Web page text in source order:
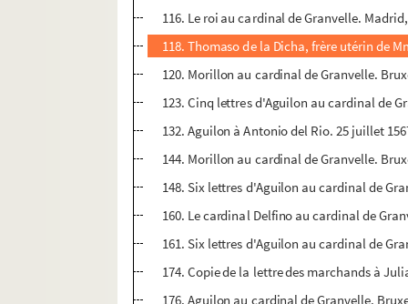
116. Le roi au cardinal de Granvelle.
118. Thomaso de la Dicha, frère utérin de
120. Morillon au cardinal de Granvelle.
123. Cinq lettres d'Aguilon au cardinal de
132. Aguilon à Antonio del Rio. 25 juillet
144. Morillon au cardinal de Granvelle.
148. Six lettres d'Aguilon au cardinal de
160. Le cardinal Delfino au cardinal de
161. Six lettres d'Aguilon au cardinal de
174. Copie de la lettre des marchands à
176. Aguilon au cardinal de Granvelle.